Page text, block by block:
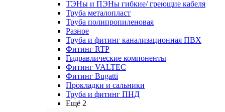
ТЭНы и ПЭНы гибкие/ греющие кабеля
Труба металопласт
Труба полипропиленовая
Разное
Труба и фитинг канализационная ПВХ
Фитинг RTP
Гидравлические компоненты
Фитинг VALTEC
Фитинг Bugatti
Прокладки и сальники
Труба и фитинг ПНД
Ещё 2